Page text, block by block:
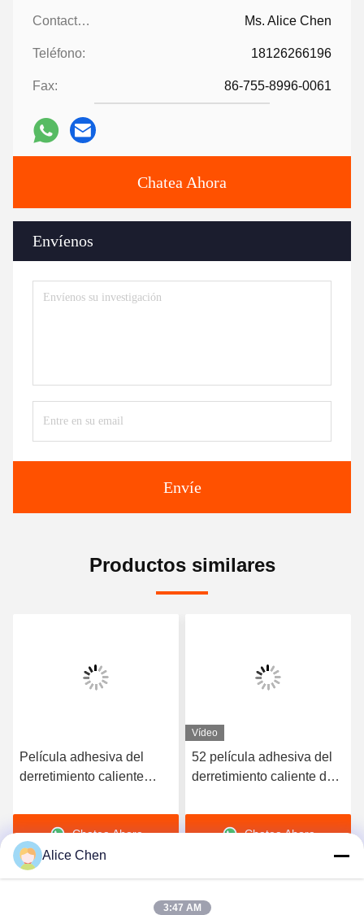
Contactos: Ms. Alice Chen
Teléfono: 18126266196
Fax: 86-755-8996-0061
Chatea Ahora
Envíenos
Envíe
Productos similares
Película adhesiva del
derretimiento caliente
del poliuretano 3412
Chatea Ahora
Vídeo
52 película adhesiva del
derretimiento caliente de
A para la ropa interior
inconsútilChatea Ahora
Alice Chen
3:47 AM